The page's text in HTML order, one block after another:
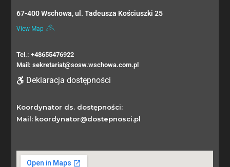
67-400 Wschowa, ul. Tadeusza Kościuszki 25
View Map
Tel.: +48655476922
Mail: sekretariat@sosw.wschowa.com.pl
Deklaracja dostępności
Koordynator ds. dostępności:
Mail: koordynator@dostepnosci.pl